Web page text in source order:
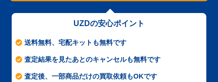
UZDの安心ポイント
送料無料、宅配キットも無料です
査定結果を見たあとのキャンセルも無料です
査定後、一部商品だけの買取依頼もOKです